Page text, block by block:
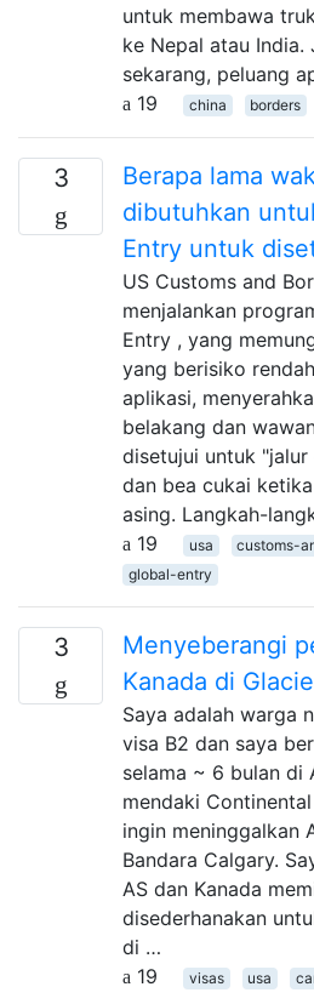
untuk membawa
ke Nepal atau
sekarang, peluang
19
china borders
3
Berapa lama
dibutuhkan
Entry untuk
US Customs and
menjalankan
Entry , yang
yang berisiko
aplikasi,
belakang dan
disetujui untuk
dan bea cukai
asing. Langkah-
19
usa customs-
global-entry
3
Menyeberangi
Kanada di
Saya adalah warga
visa B2 dan saya
selama ~ 6 bulan di
mendaki
ingin meninggalkan
Bandara Calgary.
AS dan Kanada
disederhanakan
di …
19
visas usa